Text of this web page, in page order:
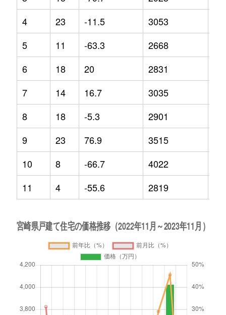
4
23 -11.5 3053
5
11 -63.3 2668
6
18 20 2831
7
14 16.7 3035
8
18 -5.3 2901
9
23 76.9 3515
10
8 -66.7 4022
11
4 -55.6 2819